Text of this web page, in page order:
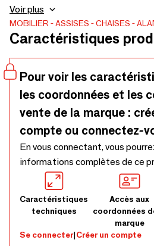
revêtements – 600 x 550 x 750
Voir plus
MOBILIER ASSISES CHAISES
Caractéristiques
Pour voir les
les coordonnées et les
vente de la marque :
compte ou connectez-
En vous connectant, vous
informations complètes de ce
Caractéristiques
techniques
Accès aux
coordonnées
marque
Se connecter|Créer un compte